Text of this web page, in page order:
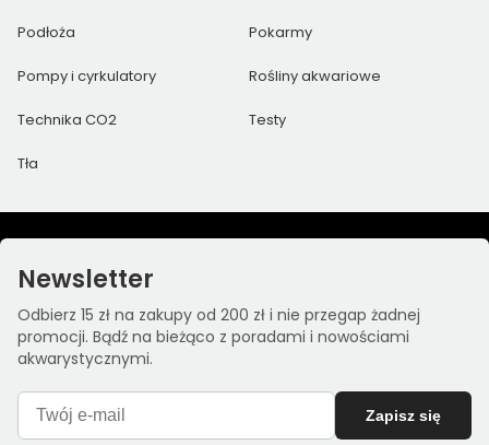
Podłoża Pokarmy
Pompy i cyrkulatory Rośliny akwariowe
Technika CO2 Testy
Tła
Newsletter
Odbierz 15 zł na zakupy od 200 zł i nie przegap żadnej
promocji. Bądź na bieżąco z poradami i nowościami
akwarystycznymi.
Zapisz się